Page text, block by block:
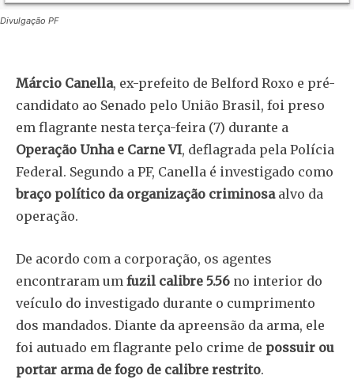
Divulgação PF
Márcio Canella, ex-prefeito de Belford Roxo e pré-
candidato ao Senado pelo União Brasil, foi preso
em flagrante nesta terça-feira (7) durante a
Operação Unha e Carne VI, deflagrada pela Polícia
Federal. Segundo a PF, Canella é investigado como
braço político da organização criminosaalvo da
operação.
De acordo com a corporação, os agentes
encontraram um fuzil calibre 5.56 no interior do
veículo do investigado durante o cumprimento
dos mandados. Diante da apreensão da arma, ele
foi autuado em flagrante pelo crime de possuir ou
portar arma de fogo de calibre restrito.